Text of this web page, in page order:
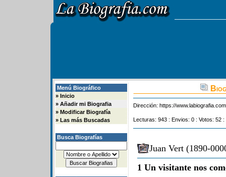
Menú Biográfico
» Inicio
» Añadir mi Biografia
» Modificar Biografía
» Las más Buscadas
Busca Biografías
Dirección: https://
Lecturas: 943 : Envios: 0 : Votos: 52
Juan Vert (1890-
1 Un visitante nos